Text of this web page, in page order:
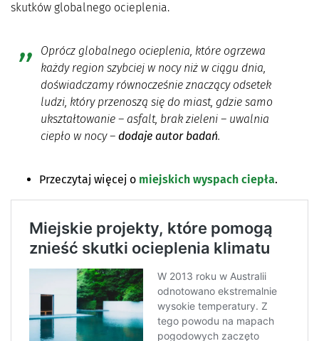
skutków globalnego ocieplenia.
Oprócz globalnego ocieplenia, które ogrzewa
każdy region szybciej w nocy niż w ciągu dnia,
doświadczamy równocześnie znaczący odsetek
ludzi, który przenoszą się do miast, gdzie samo
ukształtowanie – asfalt, brak zieleni – uwalnia
ciepło w nocy– dodaje autor badań.
Przeczytaj więcej o miejskich wyspach ciepła.